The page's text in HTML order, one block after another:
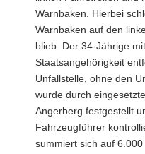
Warnbaken. Hierbei
Warnbaken auf den
blieb. Der 34-Jährige
Staatsangehörigkeit
Unfallstelle, ohne den
wurde durch
Angerberg festgestellt
Fahrzeugführer
summiert sich auf 6.000